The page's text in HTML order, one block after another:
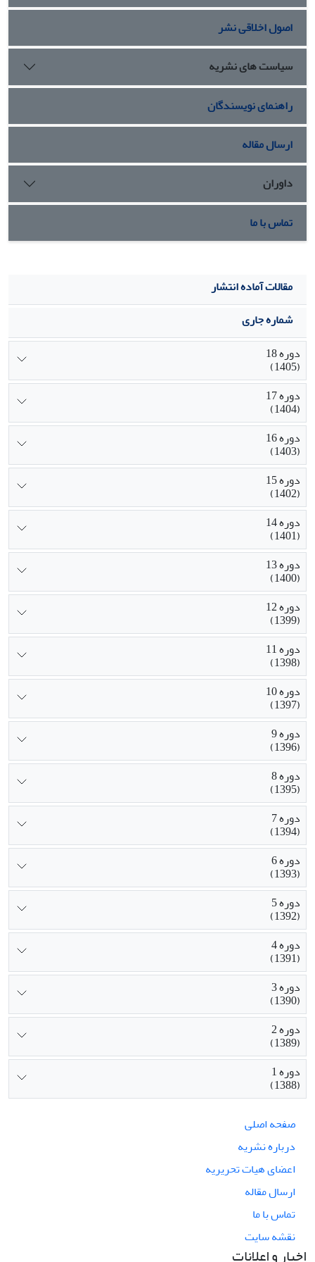
اصول اخلاقی نشر
سیاست های نشریه
راهنمای نویسندگان
ارسال مقاله
داوران
تماس با ما
مقالات آماده انتشار
شماره جاری
دوره 18
(1405)
دوره 17
(1404)
دوره 16
(1403)
دوره 15
(1402)
دوره 14
(1401)
دوره 13
(1400)
دوره 12
(1399)
دوره 11
(1398)
دوره 10
(1397)
دوره 9
(1396)
دوره 8
(1395)
دوره 7
(1394)
دوره 6
(1393)
دوره 5
(1392)
دوره 4
(1391)
دوره 3
(1390)
دوره 2
(1389)
دوره 1
(1388)
صفحه اصلی
درباره نشریه
اعضای هیات تحریریه
ارسال مقاله
تماس با ما
نقشه سایت
اخبار و اعلانات